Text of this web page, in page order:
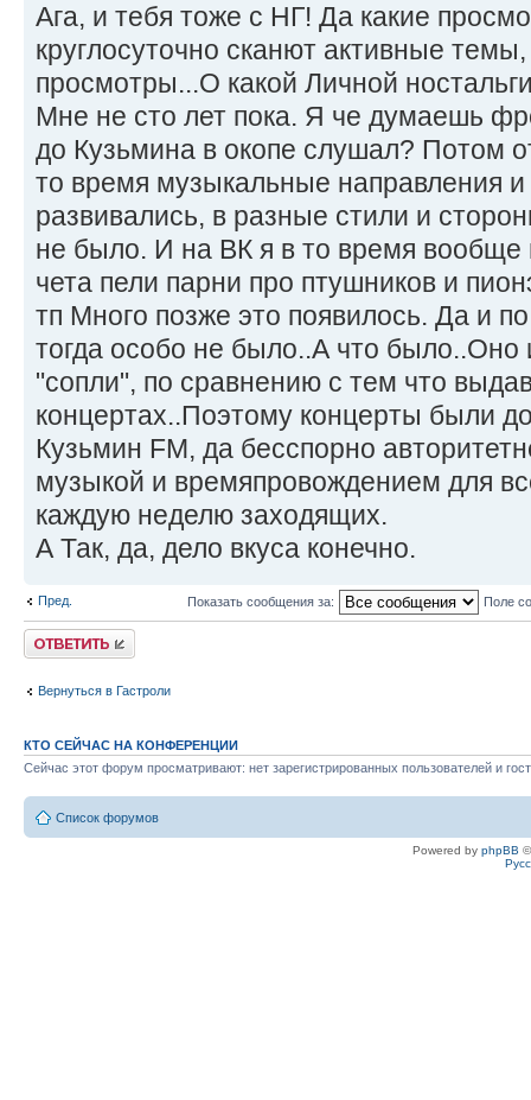
Ага, и тебя тоже с НГ! Да какие
круглосуточно сканют активные
просмотры...О какой Личной
Мне не сто лет пока. Я че думаешь
до Кузьмина в окопе слушал? Потом
то время музыкальные направления
развивались, в разные стили и
не было. И на ВК я в то время вообще
чета пели парни про птушников и
тп Много позже это появилось. Да и
тогда особо не было..А что
"сопли", по сравнению с тем что
концертах..Поэтому концерты были
Кузьмин FM, да бесспорно
музыкой и времяпровождением для
каждую неделю заходящих.
А Так, да, дело вкуса конечно.
Пред. Показать сообщения за: Поле
Ответить
Вернуться в Гастроли
КТО СЕЙЧАС НА КОНФЕРЕНЦИИ
Сейчас этот форум просматривают: нет зарегистрированных пользователей и
Список форумов
Powered by phpBB